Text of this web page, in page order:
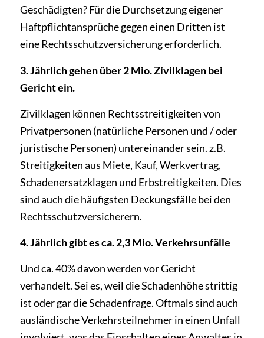
Geschädigten? Für die Durchsetzung eigener
Haftpflichtansprüche gegen einen Dritten ist
eine Rechtsschutzversicherung erforderlich.
3. Jährlich gehen über 2 Mio. Zivilklagen bei
Gericht ein.
Zivilklagen können Rechtsstreitigkeiten von
Privatpersonen (natürliche Personen und / oder
juristische Personen) untereinander sein. z.B.
Streitigkeiten aus Miete, Kauf, Werkvertrag,
Schadenersatzklagen und Erbstreitigkeiten. Dies
sind auch die häufigsten Deckungsfälle bei den
Rechtsschutzversicherern.
4. Jährlich gibt es ca. 2,3 Mio. Verkehrsunfälle
Und ca. 40% davon werden vor Gericht
verhandelt. Sei es, weil die Schadenhöhe strittig
ist oder gar die Schadenfrage. Oftmals sind auch
ausländische Verkehrsteilnehmer in einen Unfall